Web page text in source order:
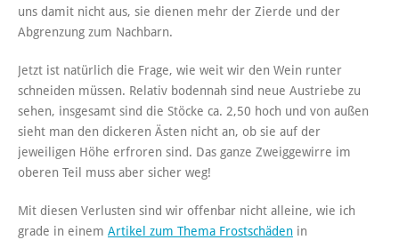
uns damit nicht aus, sie dienen mehr der Zierde und der
Abgrenzung zum Nachbarn.
Jetzt ist natürlich die Frage, wie weit wir den Wein runter
schneiden müssen. Relativ bodennah sind neue Austriebe zu
sehen, insgesamt sind die Stöcke ca. 2,50 hoch und von außen
sieht man den dickeren Ästen nicht an, ob sie auf der
jeweiligen Höhe erfroren sind. Das ganze Zweiggewirre im
oberen Teil muss aber sicher weg!
Mit diesen Verlusten sind wir offenbar nicht alleine, wie ich
grade in einem Artikel zum Thema Frostschäden in